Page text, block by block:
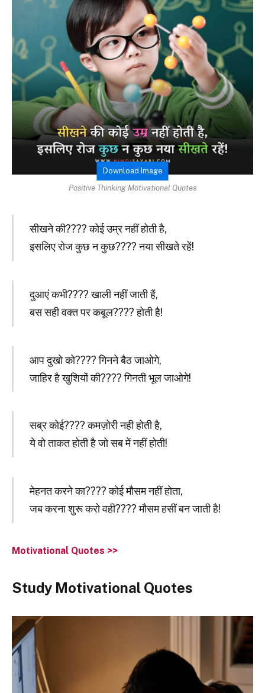
Download Image
Positive Thinking Motivational Quotes
सीखने की???? कोई उम्र नहीं होती है,
इसलिए रोज कुछ न कुछ???? नया सीखते रहें!
दुआएं कभी???? खाली नहीं जाती हैं,
बस सही वक्त पर कबूल???? होती है!
आप दुखो को???? गिनने बैठ जाओगे,
जाहिर है खुशियों की???? गिनती भूल जाओगे!
सब्र कोई???? कमज़ोरी नही होती है,
ये वो ताकत होती है जो सब में नहीं होती!
मेहनत करने का???? कोई मौसम नहीं होता,
जब करना शुरू करो वही???? मौसम हसीं बन जाती है!
Motivational Quotes >>
Study Motivational Quotes